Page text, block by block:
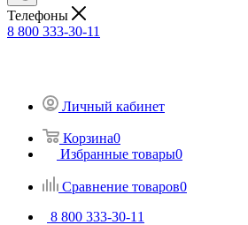
Телефоны
8 800 333-30-11
Личный кабинет
Корзина0
Избранные товары0
Сравнение товаров0
8 800 333-30-11